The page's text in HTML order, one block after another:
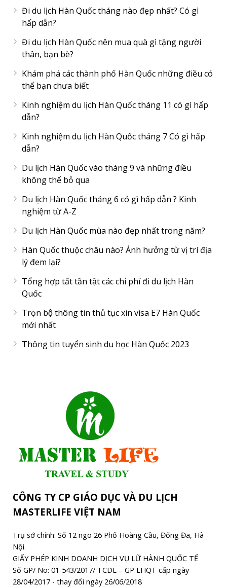
Đi du lịch Hàn Quốc tháng nào đẹp nhất? Có gì
hấp dẫn?
Đi du lịch Hàn Quốc nên mua quà gì tặng người
thân, bạn bè?
Khám phá các thành phố Hàn Quốc những điều có
thể bạn chưa biết
Kinh nghiệm du lịch Hàn Quốc tháng 11 có gì hấp
dẫn?
Kinh nghiệm du lịch Hàn Quốc tháng 7 Có gì hấp
dẫn?
Du lịch Hàn Quốc vào tháng 9 và những điều
không thể bỏ qua
Du lịch Hàn Quốc tháng 6 có gì hấp dẫn ? Kinh
nghiệm từ A-Z
Du lịch Hàn Quốc mùa nào đẹp nhất trong năm?
Hàn Quốc thuộc châu nào? Ảnh hưởng từ vị trí địa
lý đem lại?
Tổng hợp tất tần tật các chi phí đi du lịch Hàn
Quốc
Trọn bộ thông tin thủ tục xin visa E7 Hàn Quốc
mới nhất
Thông tin tuyển sinh du học Hàn Quốc 2023
CÔNG TY CP GIÁO DỤC VÀ DU LỊCH
MASTERLIFE VIỆT NAM
Trụ sở chính: Số 12 ngõ 26 Phố Hoàng Cầu, Đống Đa, Hà
Nội.
GIẤY PHÉP KINH DOANH DỊCH VỤ LỮ HÀNH QUỐC TẾ
Số GP/ No: 01-543/2017/ TCDL – GP LHQT cấp ngày
28/04/2017 - thay đổi ngày 26/06/2018